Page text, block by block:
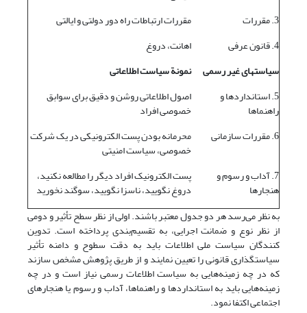
3. مقررات
مقررات ارتباطات راه دور دولتی و ایالتی
4. قانون عرفی
اهانت، دروغ
سیاستهای غیر رسمی
نمونة سیاست اطلاعاتی
5. استانداردها و
راهنماها
اصول اطلاعاتی روشن و دقیق برای سوابق
خصوصی افراد
6. مقررات سازمانی
محرمانه بودن پست الکترونیکی در یک شرکت
خصوصی، سیاست امنیتی
7. آداب و رسوم و
هنجارها
پست الکترونیک افراد دیگر را مطالعه نکنید،
دروغ نگویید، ناسزا نگویید، سوگند نخورید
به نظر می‌رسد هر دو جدول معتبر باشند. اولی از نظر سطح تأثیر و دومی
از نظر نوع و ضمانت اجرایی، به تقسیم‌بندی پرداخته است. تدوین
کنندگان سیاست ملی اطلاعات باید به دقت سطوح و دامنه تأثیر
سیاستگذاری قانونی را تعیین نمایند و از طریق پژوهش مشخص سازند
که در چه زمینه‌هایی به سیاست اطلاعات رسمی نیاز است و در چه
زمینه‌هایی باید به استانداردها و راهنماها، آداب و رسوم یا هنجارهای
اجتماعی اکتفا نمود.